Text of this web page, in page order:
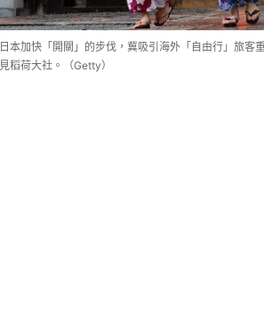
日本加快「開關」的步伐，冀吸引海外「自由行」旅
見稻荷大社。（Getty）